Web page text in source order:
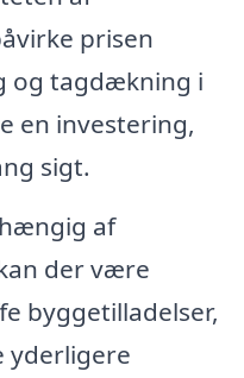
prisen
og tagdækning i
en investering,
sigt.
af
der være
byggetilladelser,
yderligere